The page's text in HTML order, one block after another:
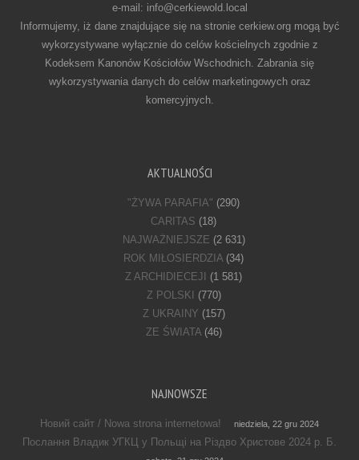
e-mail: info@cerkiewold.local
Informujemy, iż dane znajdujące się na stronie cerkiew.org mogą być
wykorzystywane wyłącznie do celów kościelnych zgodnie z
Kodeksem Kanonów Kościołów Wschodnich. Zabrania się
wykorzystywania danych do celów marketingowych oraz
komercyjnych.
AKTUALNOŚCI
"ŻYWA PARAFIA" (290)
CARITAS (18)
NAJWAŻNIEJSZE (2 631)
ROK MIŁOSIERDZIA(34)
Z ARCHIDIECEJI
(1 581)
Z POLSKI
(770)
Z UKRAINY (157)
ZE ŚWIATA(46)
NAJNOWSZE
Новий сайт / Nowa strona internetowa! niedziela, 22 gru 2024
Послання Владик УГКЦ у Польщі на Різдво Христове 2024 р. Б.